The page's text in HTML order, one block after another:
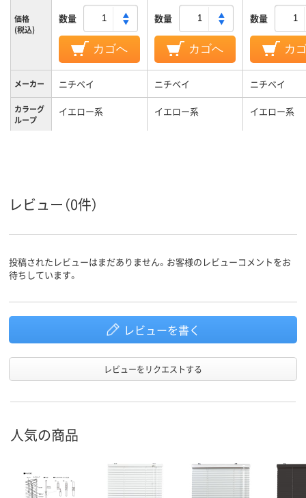
価格
(税込)
数量
カゴへ
数量
カゴへ
数量
カ
メーカー ニチベイ ニチベイ ニチベイ
カラーグ
ループ
イエロー系 イエロー系 イエロー系
レビュー（0件）
投稿されたレビューはまだありません。お客様のレビューコメントをお
待ちしています。
レビューを書く
レビューをリクエストする
人気の商品